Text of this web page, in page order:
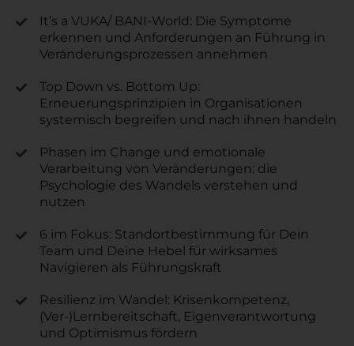
It’s a VUKA/ BANI-World: Die Symptome
erkennen und Anforderungen an Führung in
Veränderungsprozessen annehmen
Top Down vs. Bottom Up:
Erneuerungsprinzipien in Organisationen
systemisch begreifen und nach ihnen handeln
Phasen im Change und emotionale
Verarbeitung von Veränderungen: die
Psychologie des Wandels verstehen und
nutzen
6 im Fokus: Standortbestimmung für Dein
Team und Deine Hebel für wirksames
Navigieren als Führungskraft
Resilienz im Wandel: Krisenkompetenz,
(Ver-)Lernbereitschaft, Eigenverantwortung
und Optimismus fördern